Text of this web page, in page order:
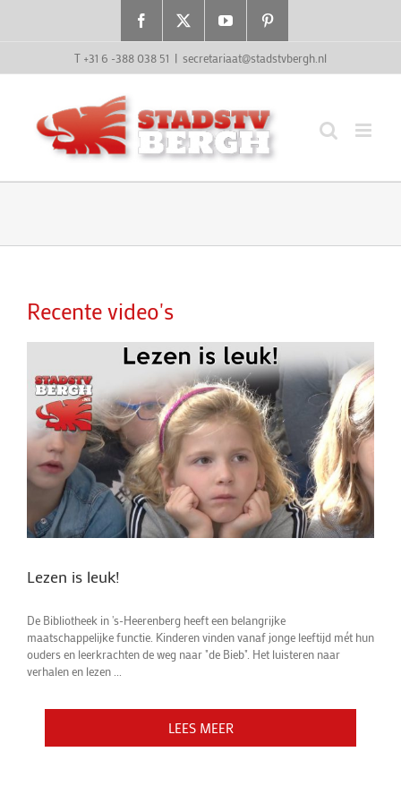
Facebook YouTube
T +31 6 -388 038 51 | secretariaat@stadstvbergh.nl
Recente video's
Lezen is leuk!
De Bibliotheek in 's-Heerenberg heeft een belangrijke
maatschappelijke functie. Kinderen vinden vanaf jonge leeftijd mét hun
ouders en leerkrachten de weg naar "de Bieb". Het luisteren naar
verhalen en lezen ...
LEES MEER